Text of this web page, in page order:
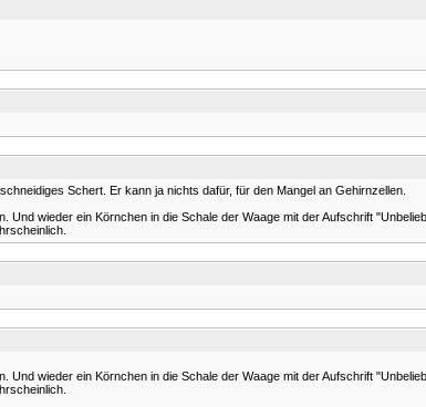
Schert. Er kann ja nichts dafür, für den Mangel an Gehirnzellen.
wieder ein Körnchen in die Schale der Waage mit der Aufschrift
wieder ein Körnchen in die Schale der Waage mit der Aufschrift